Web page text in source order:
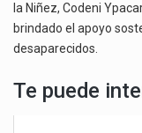
la Niñez, Codeni
brindado el apoyo
desaparecidos.
Te puede